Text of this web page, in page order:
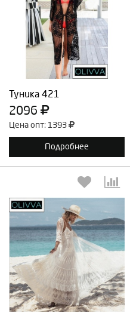
Туника 421
2096
Цена опт: 1393
Подробнее
Выберите количество:
Продолжить Отмена
Выберите количество:
Продолжить Отмена